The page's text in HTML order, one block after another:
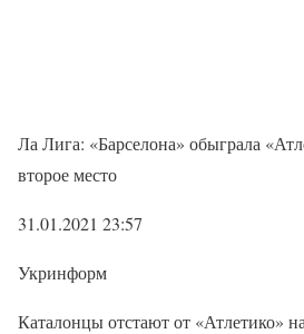
Ла Лига: «Барселона» обыграла
второе место
31.01.2021 23:57
Укринформ
Каталонцы отстают от «Атлетико»